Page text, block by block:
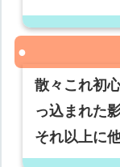
散々これ初
っ込まれた
それ以上に